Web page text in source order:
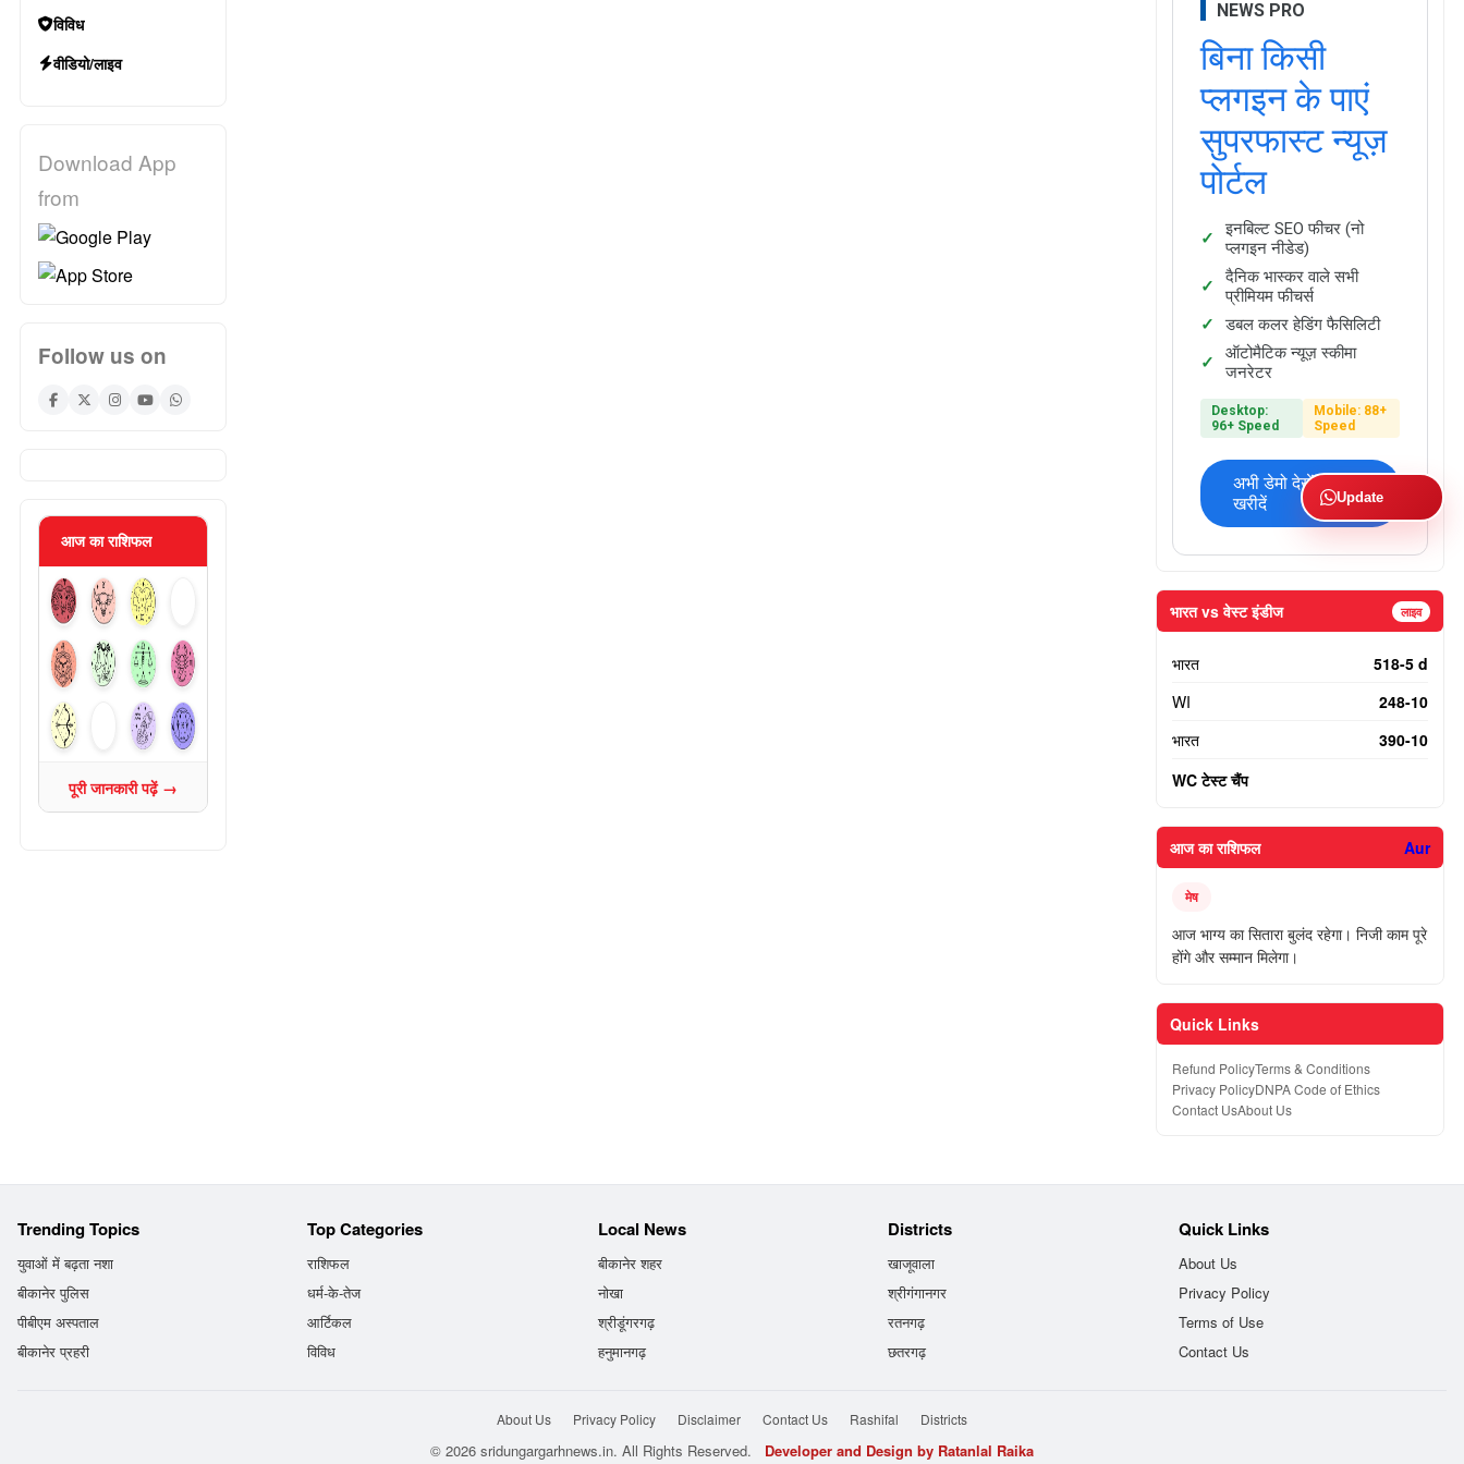
विविध
वीडियो/लाइव
Download App
from
Follow us on
आज का राशिफल
पूरी जानकारी पढ़ें →
NEWS PRO
बिना किसी
प्लगइन के पाएं
सुपरफास्ट न्यूज़
पोर्टल
इनबिल्ट SEO फीचर (नो
प्लगइन नीडेड)
दैनिक भास्कर वाले सभी
प्रीमियम फीचर्स
डबल कलर हेडिंग फैसिलिटी
ऑटोमैटिक न्यूज़ स्कीमा
जनरेटर
Desktop:
96+ Speed
Mobile: 88+
Speed
अभी डेमो देखें और
खरीदें
भारत vs वेस्ट इंडीज लाइव
भारत
518-5 d
WI
248-10
भारत
390-10
WC टेस्ट चैंप
आज का राशिफल Aur
मेष
आज भाग्य का सितारा बुलंद रहेगा। निजी काम पूरे
होंगे और सम्मान मिलेगा।
Quick Links
Refund PolicyTerms & Conditions
Privacy PolicyDNPA Code of Ethics
Contact UsAbout Us
Trending Topics
युवाओं में बढ़ता नशा
बीकानेर पुलिस
पीबीएम अस्पताल
बीकानेर प्रहरी
Top Categories
राशिफल
धर्म-के-तेज
आर्टिकल
विविध
Local News
बीकानेर शहर
नोखा
श्रीडूंगरगढ़
हनुमानगढ़
Districts
खाजूवाला
श्रीगंगानगर
रतनगढ़
छतरगढ़
Quick Links
About Us
Privacy Policy
Terms of Use
Contact Us
About Us Privacy Policy Disclaimer Contact Us Rashifal Districts
© 2026 sridungargarhnews.in. All Rights Reserved. Developer and Design by Ratanlal Raika
Update